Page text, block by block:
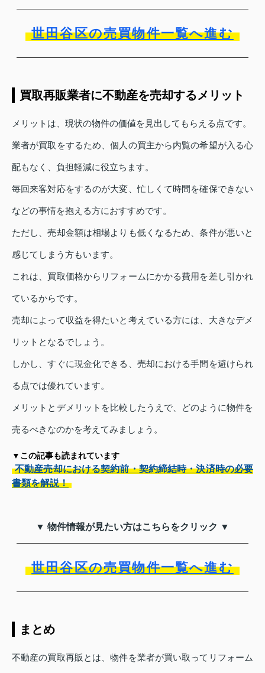
世田谷区の売買物件一覧へ進む
買取再販業者に不動産を売却するメリット
メリットは、現状の物件の価値を見出してもらえる点です。
業者が買取をするため、個人の買主から内覧の希望が入る心
配もなく、負担軽減に役立ちます。
毎回来客対応をするのが大変、忙しくて時間を確保できない
などの事情を抱える方におすすめです。
ただし、売却金額は相場よりも低くなるため、条件が悪いと
感じてしまう方もいます。
これは、買取価格からリフォームにかかる費用を差し引かれ
ているからです。
売却によって収益を得たいと考えている方には、大きなデメ
リットとなるでしょう。
しかし、すぐに現金化できる、売却における手間を避けられ
る点では優れています。
メリットとデメリットを比較したうえで、どのように物件を
売るべきなのかを考えてみましょう。
▼この記事も読まれています
不動産売却における契約前・契約締結時・決済時の必要
書類を解説！
▼ 物件情報が見たい方はこちらをクリック ▼
世田谷区の売買物件一覧へ進む
まとめ
不動産の買取再販とは、物件を業者が買い取ってリフォーム